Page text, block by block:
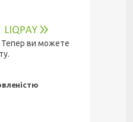
Тепер ви можете